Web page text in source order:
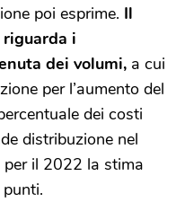
poi esprime. Il
i
dei volumi, a cui
per l’aumento del
dei costi
distribuzione nel
il 2022 la stima